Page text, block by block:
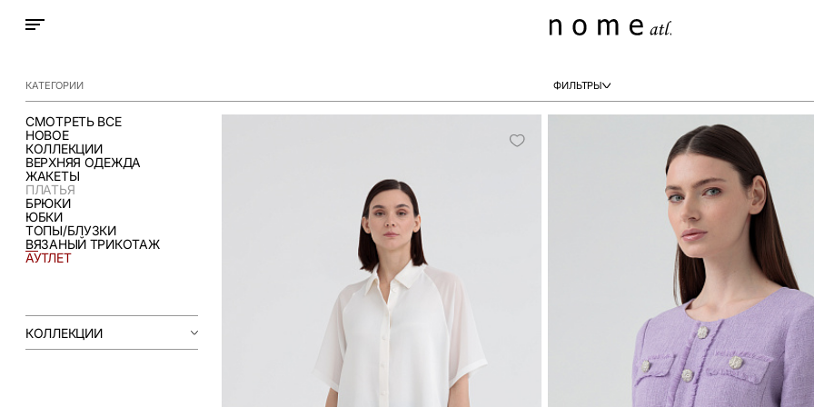
КАТЕГОРИИ ФИЛЬТРЫ
СМОТРЕТЬ ВСЕ
НОВОЕ
КОЛЛЕКЦИИ
ВЕРХНЯЯ ОДЕЖДА
ЖАКЕТЫ
ПЛАТЬЯ
БРЮКИ
ЮБКИ
ТОПЫ/БЛУЗКИ
ВЯЗАНЫЙ ТРИКОТАЖ
АУТЛЕТ
КОЛЛЕКЦИИ